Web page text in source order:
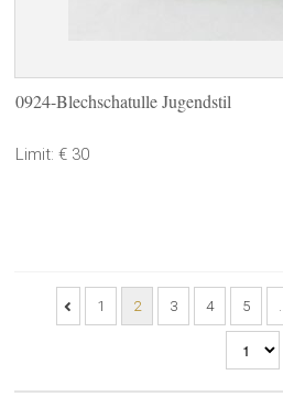
0924-Blechschatulle Jugendstil
Limit: € 30
1 2 3 4 5